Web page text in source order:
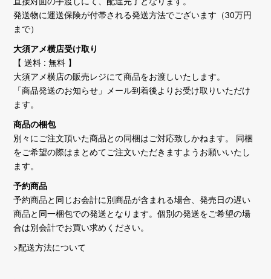
発送物に運送保険が付帯される発送方法でございます（30万円
まで）
大須アメ横店受け取り
【 送料 : 無料 】
大須アメ横店の販売レジにて商品をお渡しいたします。
「商品発送のお知らせ」メール到着後よりお受け取りいただけ
ます。
商品の梱包
別々にご注文頂いた商品との同梱はご対応致しかねます。 同梱
をご希望の際はまとめてご注文いただきますようお願いいたし
ます。
予約商品
予約商品と同じお会計に別商品が含まれる場合、発売日の遅い
商品と同一梱包での発送となります。個別の発送をご希望の場
合は別会計でお買い求めください。
>配送方法について